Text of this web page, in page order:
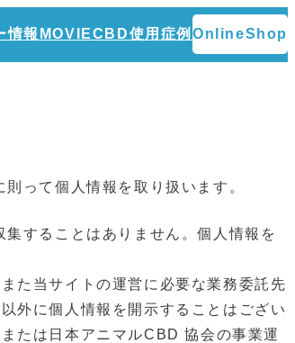
情報 MOVIECBD使用症例 OnlineShop
って個⼈情報を取り扱います。
することはありません。個⼈情報を
た当サイトの運営に必要な業務委託先
外に個⼈情報を開⽰することはござい
たは⽇本アニマルCBD 協会の事業運